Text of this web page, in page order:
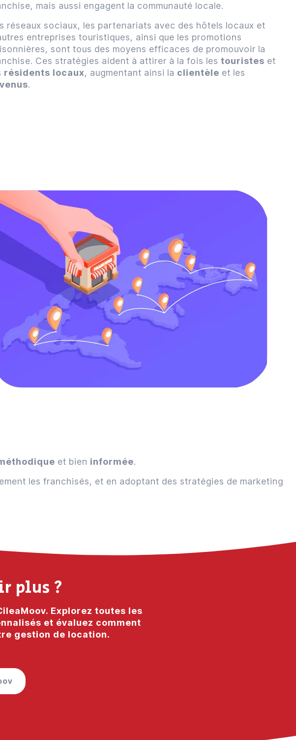
mais aussi engagent la communauté locale.
réseaux sociaux, les partenariats avec des hôtels locaux et
entreprises touristiques, ainsi que les promotions
sont tous des moyens efficaces de promouvoir la
Ces stratégies aident à attirer à la fois les touristes et
résidents locaux, augmentant ainsi la clientèle et les
.
et bien informée.
les franchisés, et en adoptant des stratégies de marketing
plus ?
Explorez toutes les
et évaluez comment
gestion de location.